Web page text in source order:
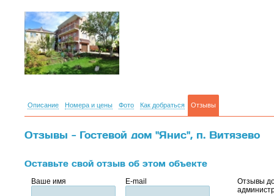
Описание Номера и цены Фото Как добраться Отзывы
Отзывы - Гостевой дом "Янис", п. Витязево
Оставьте свой отзыв об этом объекте
Ваше имя E-mail
Отзывы